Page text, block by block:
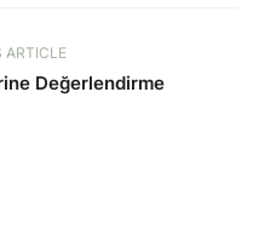
ARTICLE
Değerlendirme